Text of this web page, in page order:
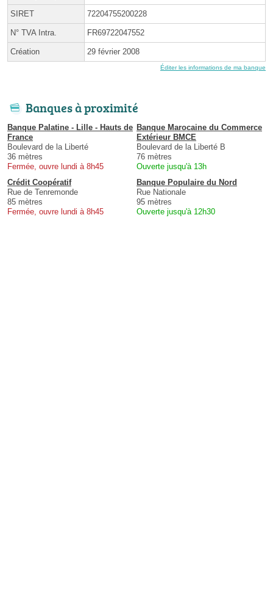
SIRET 72204755200228
N° TVA Intra. FR69722047552
Création 29 février 2008
Éditer les informations de ma banque
Banques à proximité
Banque Palatine - Lille - Hauts de
France
Boulevard de la Liberté
36 mètres
Fermée, ouvre lundi à 8h45
Banque Marocaine du Commerce
Extérieur BMCE
Boulevard de la Liberté B
76 mètres
Ouverte jusqu'à 13h
Crédit Coopératif
Rue de Tenremonde
85 mètres
Fermée, ouvre lundi à 8h45
Banque Populaire du Nord
Rue Nationale
95 mètres
Ouverte jusqu'à 12h30